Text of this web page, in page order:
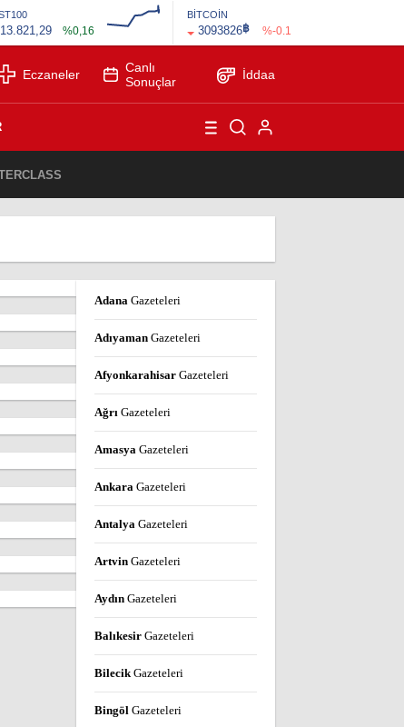
13.821,29 %0,16
BİTCOİN
3093826฿ %-0.1
Eczaneler
Canlı
Sonuçlar
İddaa
Adana Gazeteleri
Adıyaman Gazeteleri
Afyonkarahisar Gazeteleri
Ağrı Gazeteleri
Amasya Gazeteleri
Ankara Gazeteleri
Antalya Gazeteleri
Artvin Gazeteleri
Aydın Gazeteleri
Balıkesir Gazeteleri
BilecikGazeteleri
Bingöl Gazeteleri